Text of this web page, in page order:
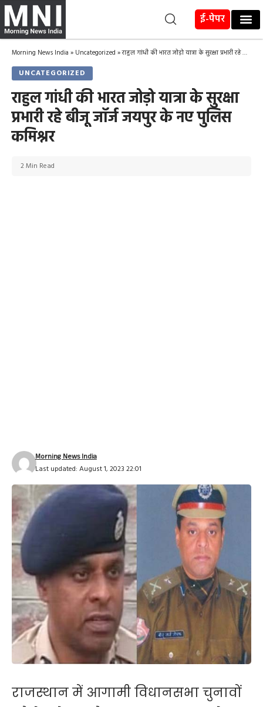
ई-पेपर
Morning News India » Uncategorized »राहुल गांधी की भारत जोड़ो यात्रा के सुरक्षा प्रभारी रहे बीजू जॉर्ज जयपुर के नए पुलिस कमिश्नर
UNCATEGORIZED
राहुल गांधी की भारत जोड़ो यात्रा के सुरक्षा
प्रभारी रहे बीजू जॉर्ज जयपुर के नए पुलिस
कमिश्नर
Last updated: August 1, 2023 22:01
Morning News India
2 Min Read
राजस्थान में आगामी विधानसभा चुनावों